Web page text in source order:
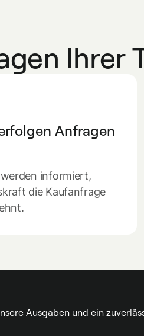
Ihrer
Anfragen
informiert,
die Kaufanfrage
Ausgaben und ein